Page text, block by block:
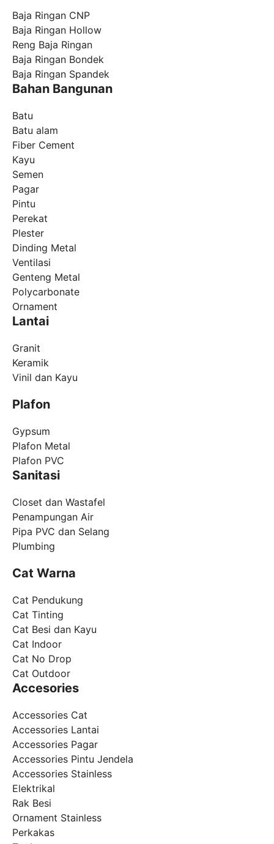
Baja Ringan CNP
Baja Ringan Hollow
Reng Baja Ringan
Baja Ringan Bondek
Baja Ringan Spandek
Bahan Bangunan
Batu
Batu alam
Fiber Cement
Kayu
Semen
Pagar
Pintu
Perekat
Plester
Dinding Metal
Ventilasi
Genteng Metal
Polycarbonate
Ornament
Lantai
Granit
Keramik
Vinil dan Kayu
Plafon
Gypsum
Plafon Metal
Plafon PVC
Sanitasi
Closet dan Wastafel
Penampungan Air
Pipa PVC dan Selang
Plumbing
Cat Warna
Cat Pendukung
Cat Tinting
Cat Besi dan Kayu
Cat Indoor
Cat No Drop
Cat Outdoor
Accesories
Accessories Cat
Accessories Lantai
Accessories Pagar
Accessories Pintu Jendela
Accessories Stainless
Elektrikal
Rak Besi
Ornament Stainless
Perkakas